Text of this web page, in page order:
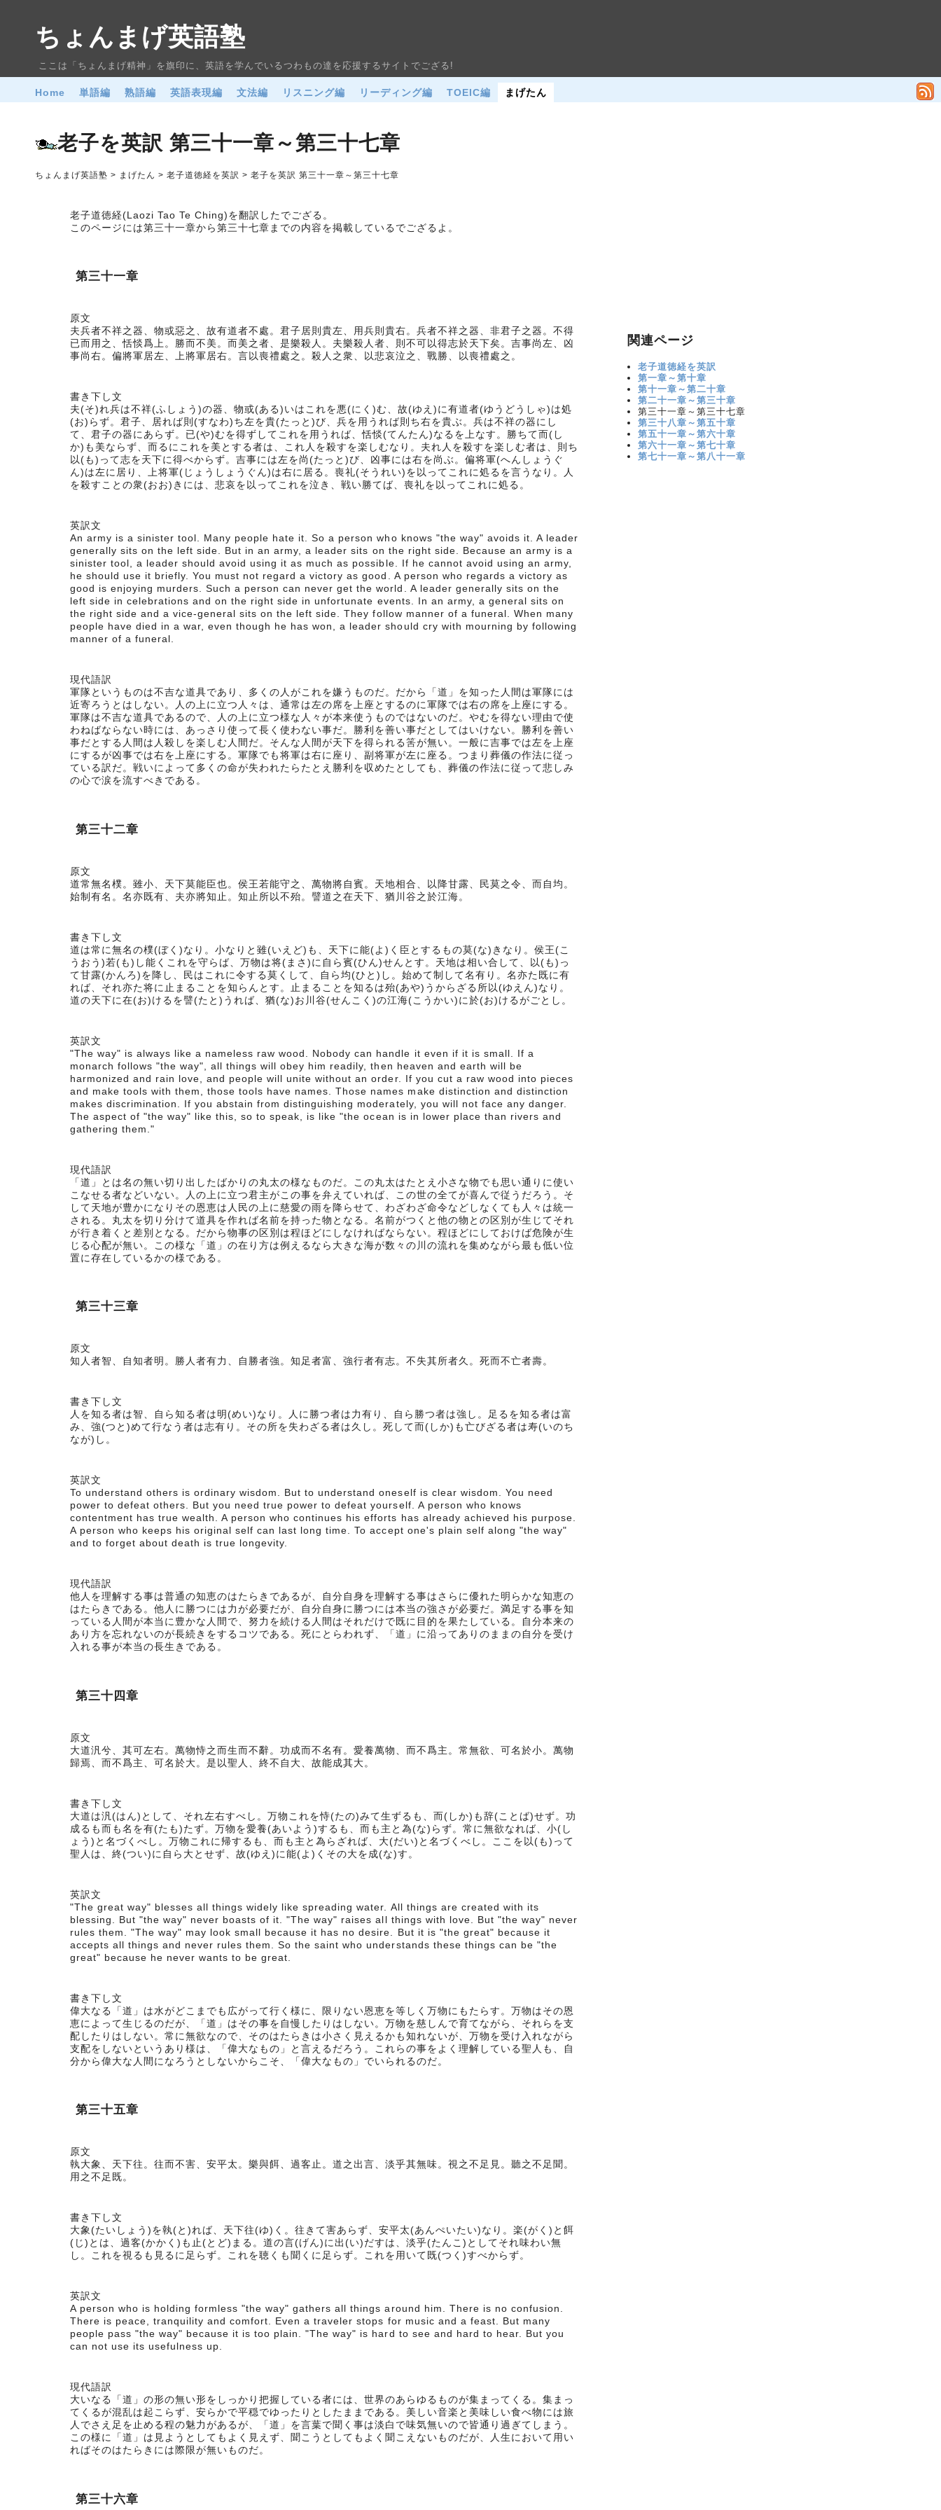
ちょんまげ英語塾
ここは「ちょんまげ精神」を旗印に、英語を学んでいるつわもの達を応援するサイトでござる!
Home 単語編 熟語編 英語表現編 文法編 リスニング編 リーディング編 TOEIC編 まげたん
老子を英訳 第三十一章～第三十七章
ちょんまげ英語塾 > まげたん > 老子道徳経を英訳 > 老子を英訳 第三十一章～第三十七章
老子道徳経(Laozi Tao Te Ching)を翻訳したでござる。
このページには第三十一章から第三十七章までの内容を掲載しているでござるよ。
第三十一章
原文
夫兵者不祥之器、物或惡之、故有道者不處。君子居則貴左、用兵則貴右。兵者不祥之器、非君子之器。不得
已而用之、恬惔爲上。勝而不美。而美之者、是樂殺人。夫樂殺人者、則不可以得志於天下矣。吉事尚左、凶
事尚右。偏將軍居左、上將軍居右。言以喪禮處之。殺人之衆、以悲哀泣之、戰勝、以喪禮處之。
書き下し文
夫(そ)れ兵は不祥(ふしょう)の器、物或(ある)いはこれを悪(にく)む、故(ゆえ)に有道者(ゆうどうしゃ)は処
(お)らず。君子、居れば則(すなわ)ち左を貴(たっと)び、兵を用うれば則ち右を貴ぶ。兵は不祥の器にし
て、君子の器にあらず。已(や)むを得ずしてこれを用うれば、恬惔(てんたん)なるを上なす。勝ちて而(し
か)も美ならず、而るにこれを美とする者は、これ人を殺すを楽しむなり。夫れ人を殺すを楽しむ者は、則ち
以(も)って志を天下に得べからず。吉事には左を尚(たっと)び、凶事には右を尚ぶ。偏将軍(へんしょうぐ
ん)は左に居り、上将軍(じょうしょうぐん)は右に居る。喪礼(そうれい)を以ってこれに処るを言うなり。人
を殺すことの衆(おお)きには、悲哀を以ってこれを泣き、戦い勝てば、喪礼を以ってこれに処る。
英訳文
An army is a sinister tool. Many people hate it. So a person who knows "the way" avoids it. A leader
generally sits on the left side. But in an army, a leader sits on the right side. Because an army is a
sinister tool, a leader should avoid using it as much as possible. If he cannot avoid using an army,
he should use it briefly. You must not regard a victory as good. A person who regards a victory as
good is enjoying murders. Such a person can never get the world. A leader generally sits on the
left side in celebrations and on the right side in unfortunate events. In an army, a general sits on
the right side and a vice-general sits on the left side. They follow manner of a funeral. When many
people have died in a war, even though he has won, a leader should cry with mourning by following
manner of a funeral.
現代語訳
軍隊というものは不吉な道具であり、多くの人がこれを嫌うものだ。だから「道」を知った人間は軍隊には
近寄ろうとはしない。人の上に立つ人々は、通常は左の席を上座とするのに軍隊では右の席を上座にする。
軍隊は不吉な道具であるので、人の上に立つ様な人々が本来使うものではないのだ。やむを得ない理由で使
わねばならない時には、あっさり使って長く使わない事だ。勝利を善い事だとしてはいけない。勝利を善い
事だとする人間は人殺しを楽しむ人間だ。そんな人間が天下を得られる筈が無い。一般に吉事では左を上座
にするが凶事では右を上座にする。軍隊でも将軍は右に座り、副将軍が左に座る。つまり葬儀の作法に従っ
ている訳だ。戦いによって多くの命が失われたらたとえ勝利を収めたとしても、葬儀の作法に従って悲しみ
の心で涙を流すべきである。
第三十二章
原文
道常無名樸。雖小、天下莫能臣也。侯王若能守之、萬物將自賓。天地相合、以降甘露、民莫之令、而自均。
始制有名。名亦既有、夫亦將知止。知止所以不殆。譬道之在天下、猶川谷之於江海。
書き下し文
道は常に無名の樸(ぼく)なり。小なりと雖(いえど)も、天下に能(よ)く臣とするもの莫(な)きなり。侯王(こ
うおう)若(も)し能くこれを守らば、万物は将(まさ)に自ら賓(ひん)せんとす。天地は相い合して、以(も)っ
て甘露(かんろ)を降し、民はこれに令する莫くして、自ら均(ひと)し。始めて制して名有り。名亦た既に有
れば、それ亦た将に止まることを知らんとす。止まることを知るは殆(あや)うからざる所以(ゆえん)なり。
道の天下に在(お)けるを譬(たと)うれば、猶(な)お川谷(せんこく)の江海(こうかい)に於(お)けるがごとし。
英訳文
"The way" is always like a nameless raw wood. Nobody can handle it even if it is small. If a
monarch follows "the way", all things will obey him readily, then heaven and earth will be
harmonized and rain love, and people will unite without an order. If you cut a raw wood into pieces
and make tools with them, those tools have names. Those names make distinction and distinction
makes discrimination. If you abstain from distinguishing moderately, you will not face any danger.
The aspect of "the way" like this, so to speak, is like "the ocean is in lower place than rivers and
gathering them."
現代語訳
「道」とは名の無い切り出したばかりの丸太の様なものだ。この丸太はたとえ小さな物でも思い通りに使い
こなせる者などいない。人の上に立つ君主がこの事を弁えていれば、この世の全てが喜んで従うだろう。そ
して天地が豊かになりその恩恵は人民の上に慈愛の雨を降らせて、わざわざ命令などしなくても人々は統一
される。丸太を切り分けて道具を作れば名前を持った物となる。名前がつくと他の物との区別が生じてそれ
が行き着くと差別となる。だから物事の区別は程ほどにしなければならない。程ほどにしておけば危険が生
じる心配が無い。この様な「道」の在り方は例えるなら大きな海が数々の川の流れを集めながら最も低い位
置に存在しているかの様である。
第三十三章
原文
知人者智、自知者明。勝人者有力、自勝者強。知足者富、強行者有志。不失其所者久。死而不亡者壽。
書き下し文
人を知る者は智、自ら知る者は明(めい)なり。人に勝つ者は力有り、自ら勝つ者は強し。足るを知る者は富
み、強(つと)めて行なう者は志有り。その所を失わざる者は久し。死して而(しか)も亡びざる者は寿(いのち
なが)し。
英訳文
To understand others is ordinary wisdom. But to understand oneself is clear wisdom. You need
power to defeat others. But you need true power to defeat yourself. A person who knows
contentment has true wealth. A person who continues his efforts has already achieved his purpose.
A person who keeps his original self can last long time. To accept one's plain self along "the way"
and to forget about death is true longevity.
現代語訳
他人を理解する事は普通の知恵のはたらきであるが、自分自身を理解する事はさらに優れた明らかな知恵の
はたらきである。他人に勝つには力が必要だが、自分自身に勝つには本当の強さが必要だ。満足する事を知
っている人間が本当に豊かな人間で、努力を続ける人間はそれだけで既に目的を果たしている。自分本来の
あり方を忘れないのが長続きをするコツである。死にとらわれず、「道」に沿ってありのままの自分を受け
入れる事が本当の長生きである。
第三十四章
原文
大道汎兮、其可左右。萬物恃之而生而不辭。功成而不名有。愛養萬物、而不爲主。常無欲、可名於小。萬物
歸焉、而不爲主、可名於大。是以聖人、終不自大、故能成其大。
書き下し文
大道は汎(はん)として、それ左右すべし。万物これを恃(たの)みて生ずるも、而(しか)も辞(ことば)せず。功
成るも而も名を有(たも)たず。万物を愛養(あいよう)するも、而も主と為(な)らず。常に無欲なれば、小(し
ょう)と名づくべし。万物これに帰するも、而も主と為らざれば、大(だい)と名づくべし。ここを以(も)って
聖人は、終(つい)に自ら大とせず、故(ゆえ)に能(よ)くその大を成(な)す。
英訳文
"The great way" blesses all things widely like spreading water. All things are created with its
blessing. But "the way" never boasts of it. "The way" raises all things with love. But "the way" never
rules them. "The way" may look small because it has no desire. But it is "the great" because it
accepts all things and never rules them. So the saint who understands these things can be "the
great" because he never wants to be great.
書き下し文
偉大なる「道」は水がどこまでも広がって行く様に、限りない恩恵を等しく万物にもたらす。万物はその恩
恵によって生じるのだが、「道」はその事を自慢したりはしない。万物を慈しんで育てながら、それらを支
配したりはしない。常に無欲なので、そのはたらきは小さく見えるかも知れないが、万物を受け入れながら
支配をしないというあり様は、「偉大なもの」と言えるだろう。これらの事をよく理解している聖人も、自
分から偉大な人間になろうとしないからこそ、「偉大なもの」でいられるのだ。
第三十五章
原文
執大象、天下往。往而不害、安平太。樂與餌、過客止。道之出言、淡乎其無味。視之不足見。聽之不足聞。
用之不足既。
書き下し文
大象(たいしょう)を執(と)れば、天下往(ゆ)く。往きて害あらず、安平太(あんぺいたい)なり。楽(がく)と餌
(じ)とは、過客(かかく)も止(とど)まる。道の言(げん)に出(い)だすは、淡乎(たんこ)としてそれ味わい無
し。これを視るも見るに足らず。これを聴くも聞くに足らず。これを用いて既(つく)すべからず。
英訳文
A person who is holding formless "the way" gathers all things around him. There is no confusion.
There is peace, tranquility and comfort. Even a traveler stops for music and a feast. But many
people pass "the way" because it is too plain. "The way" is hard to see and hard to hear. But you
can not use its usefulness up.
現代語訳
大いなる「道」の形の無い形をしっかり把握している者には、世界のあらゆるものが集まってくる。集まっ
てくるが混乱は起こらず、安らかで平穏でゆったりとしたままである。美しい音楽と美味しい食べ物には旅
人でさえ足を止める程の魅力があるが、「道」を言葉で聞く事は淡白で味気無いので皆通り過ぎてしまう。
この様に「道」は見ようとしてもよく見えず、聞こうとしてもよく聞こえないものだが、人生において用い
ればそのはたらきには際限が無いものだ。
第三十六章
関連ページ
老子道徳経を英訳
第一章～第十章
第十一章～第二十章
第二十一章～第三十章
第三十一章～第三十七章
第三十八章～第五十章
第五十一章～第六十章
第六十一章～第七十章
第七十一章～第八十一章